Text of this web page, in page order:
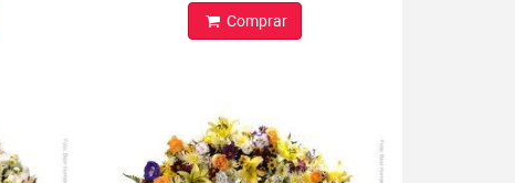
Comprar